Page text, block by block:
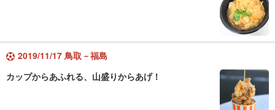
2019/11/17 鳥取－福島
カップからあふれる、山盛りからあげ！